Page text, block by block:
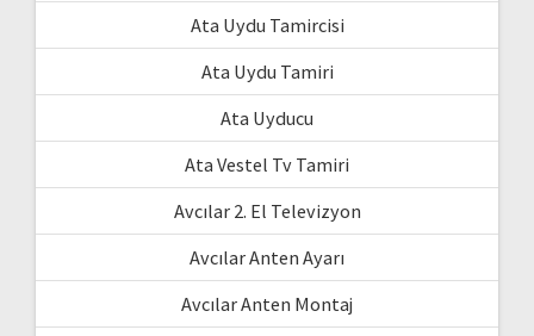
Ata Uydu Tamircisi
Ata Uydu Tamiri
Ata Uyducu
Ata Vestel Tv Tamiri
Avcılar 2. El Televizyon
Avcılar Anten Ayarı
Avcılar Anten Montaj